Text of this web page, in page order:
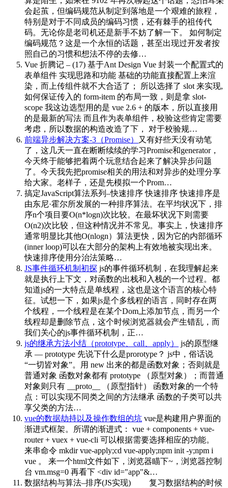
会起茧，但编码规范从制定到落地是一个艰难的旅程，
特别是对于不同成员的编码习惯，还有棘手的祖传代
码。无论你是老司机还是新手不妨了解一下。 如何制定
编码规范？这是一个永恒的话题，甚至出现过开发者按
照自己的习惯和想法不停的去修…
Vue 折腾记 – (17) 基于Ant Design Vue 封装一个配置式的
表单组件 实现思路和功能 基础的功能直接配置上来渲
染，而上传组件就不大合适了； 所以选择了 slot 来实现,
如何保证传入的 form-item 的布局一致，则是拿 slot-
scope 我这边选型用的是 vue 2.6 + 的版本，所以直接用
的是最新的写法 而且作为表单组件，校验这些肯定需要
考虑，所以数据的构造改造了下， 对于校验规…
前端异步解决方案-3（Promise）
又有好些天没有动笔
了，这几天一直在断断续续的学习Promise和generator，
今天终于能够把着两个玩意结合起来了解决异步问题
了。今天我先把promise相关的用法和对异步的处理分享
给大家。老样子，还是先模拟一个Prom…
搞定JavaScript算法系列–快速排序快速排序 快速排序是
由东尼·霍尔所发展的一种排序算法。在平均状况下，排
序n个项目要O(n*logn)次比较。在最坏状况下则需要
O(n2)次比较，但这种情况并不常见。事实上，快速排序
通常明显比其他O(nlogn）算法更快，因为它的内部循环
(inner loop)可以在大部分的架构上有效地被实现出来。
快速排序使用分治法策略…
JS事件循环机制初探 js的事件循环机制，在我理解起来
就是执行上下文，对函数的出栈和入栈的一个过程。都
知道js的一大特点是单线程，这也是这个语言的核心特
征。试想一下，如果js是个多线程的语言，同时存在两
个线程，一个线程是在某个Dom上添加节点，而另一个
线程却是删除节点，这个时候浏览器就会产生错乱，而
我们关心的js事件循环机制，正…
js的继承方法小结（prototype、call、apply）
js的原型继
承 — prototype 先说下什么是prorotype？ js中，俗话说
“一切皆对象”。用 new 出来的都是函数对象；否则就是
普通对象 函数对象都有 prototype （原型对象）；而普通
对象则只有 __proto__ （原型指针） 函数对象的一个特
点：可以实现不同类之间的方法继承 函数的子类可以共
享父类的方法…
vue的数据劫持以及操作数组的坑 vue是构建用户界面的
渐进式框架。所谓的渐进式： vue + components + vue-
router + vuex + vue-cli 可以根据需要选择相应的功能。
来串命令 mkdir vue-apply;cd vue-apply;npm init -y;npm i
vue 。 来一个html文件如下，浏览器瞄下~，浏览器控制
台 vm.msg=0 再看下 <div id="app"&…
数据结构与算法–排序(JS实现) 复习数据结构的时候